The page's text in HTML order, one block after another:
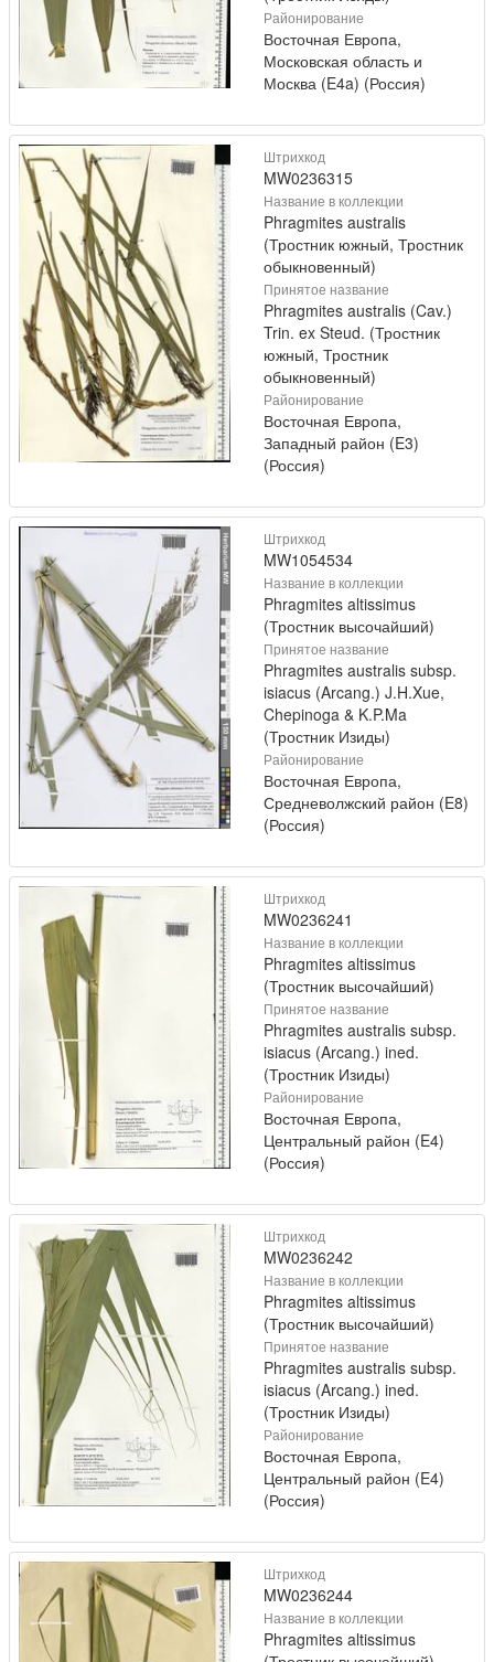
Районирование
Восточная Европа,
Московская область и
Москва (E4a) (Россия)
Штрихкод
MW0236315
Название в коллекции
Phragmites australis
(Тростник южный, Тростник
обыкновенный)
Принятое название
Phragmites australis (Cav.)
Trin. ex Steud. (Тростник
южный, Тростник
обыкновенный)
Районирование
Восточная Европа,
Западный район (E3)
(Россия)
Штрихкод
MW1054534
Название в коллекции
Phragmites altissimus
(Тростник высочайший)
Принятое название
Phragmites australis subsp.
isiacus (Arcang.) J.H.Xue,
Chepinoga & K.P.Ma
(Тростник Изиды)
Районирование
Восточная Европа,
Средневолжский район (E8)
(Россия)
Штрихкод
MW0236241
Название в коллекции
Phragmites altissimus
(Тростник высочайший)
Принятое название
Phragmites australis subsp.
isiacus (Arcang.) ined.
(Тростник Изиды)
Районирование
Восточная Европа,
Центральный район (E4)
(Россия)
Штрихкод
MW0236242
Название в коллекции
Phragmites altissimus
(Тростник высочайший)
Принятое название
Phragmites australis subsp.
isiacus (Arcang.) ined.
(Тростник Изиды)
Районирование
Восточная Европа,
Центральный район (E4)
(Россия)
Штрихкод
MW0236244
Название в коллекции
Phragmites altissimus